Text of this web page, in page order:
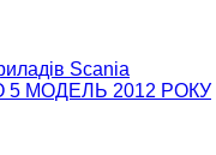
Scania
5 МОДЕЛЬ 2012 РОКУ